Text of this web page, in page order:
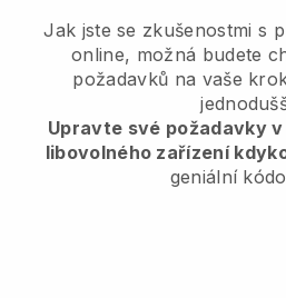
Jak jste se zkušenostmi s
online, možná budete
požadavků na vaše
Upravte své požadavky
libovolného zařízení
geniální